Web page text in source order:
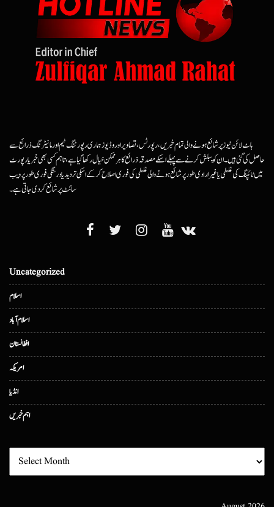
ہاٹ لائن نیوز پر شائع ہونے والی تمام خبریں، رپورٹس، تصاویر اور وڈیوز ہماری رپورٹنگ ٹیم اور مانیٹرنگ ذرائع سے
حاصل کی گئی ہیں۔ ان کو پبلش کرنے سے پہلے اسکے مصدقہ ذرائع کا ہرممکن خیال رکھا گیا ہے، تاہم کسی بھی خبر یا رپورٹ
میں ٹائپنگ کی غلطی یا غیرارادی طور پر شائع ہونے والی غلطی کی فوری اصلاح کرکے اسکی تردید یا درستگی فوری طور پر ویب
سائٹ پر شائع کردی جاتی ہے۔
Uncategorized
اسلام
اسلام آباد
افغانستان
امریکہ
انڈیا
اہم خبریں